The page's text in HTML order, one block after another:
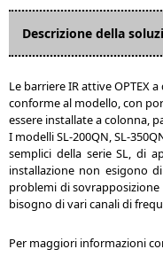
Descrizione della
Le barriere IR attive OPTEX
conforme al modello, con
essere installate a colonna,
I modelli SL-200QN, SL-
semplici della serie SL, di
installazione non esigono
problemi di
bisogno di vari canali di
Per maggiori informazioni